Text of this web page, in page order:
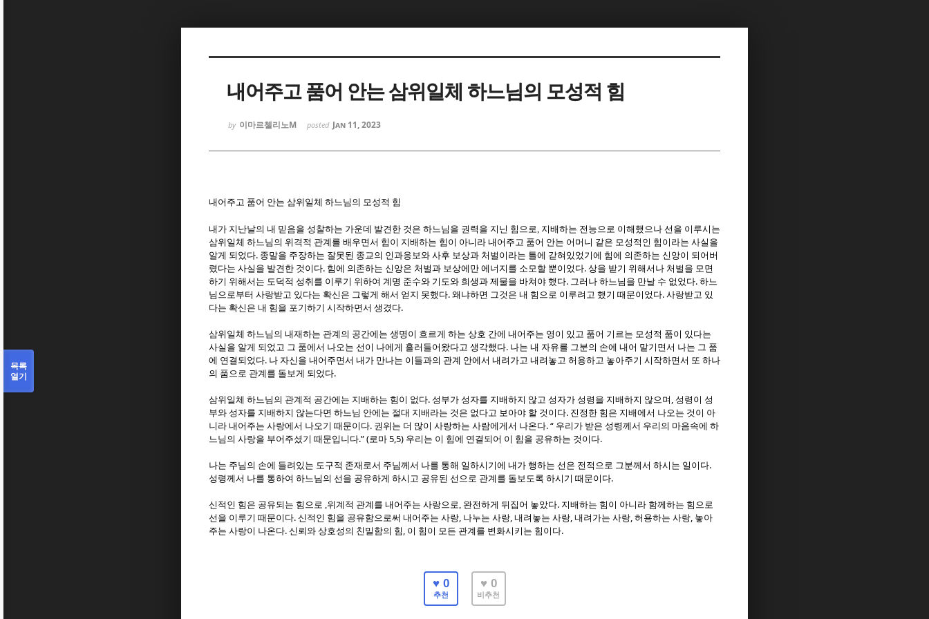
내어주고 품어 안는 삼위일체 하느님의 모성적 힘
by 이마르첼리노M posted Jan 11, 2023
내어주고 품어 안는 삼위일체 하느님의 모성적 힘
내가 지난날의 내 믿음을 성찰하는 가운데 발견한 것은 하느님을 권력을 지닌 힘으로, 지배하는 전능으로 이해했으나 선을 이루시는
삼위일체 하느님의 위격적 관계를 배우면서 힘이 지배하는 힘이 아니라 내어주고 품어 안는 어머니 같은 모성적인 힘이라는 사실을
알게 되었다. 종말을 주장하는 잘못된 종교의 인과응보와 사후 보상과 처벌이라는 틀에 갇혀있었기에 힘에 의존하는 신앙이 되어버
렸다는 사실을 발견한 것이다. 힘에 의존하는 신앙은 처벌과 보상에만 에너지를 소모할 뿐이었다. 상을 받기 위해서나 처벌을 모면
하기 위해서는 도덕적 성취를 이루기 위하여 계명 준수와 기도와 희생과 제물을 바쳐야 했다. 그러나 하느님을 만날 수 없었다. 하느
님으로부터 사랑받고 있다는 확신은 그렇게 해서 얻지 못했다. 왜냐하면 그것은 내 힘으로 이루려고 했기 때문이었다. 사랑받고 있
다는 확신은 내 힘을 포기하기 시작하면서 생겼다.
삼위일체 하느님의 내재하는 관계의 공간에는 생명이 흐르게 하는 상호 간에 내어주는 영이 있고 품어 기르는 모성적 품이 있다는
사실을 알게 되었고 그 품에서 나오는 선이 나에게 흘러들어왔다고 생각했다. 나는 내 자유를 그분의 손에 내어 맡기면서 나는 그 품
에 연결되었다. 나 자신을 내어주면서 내가 만나는 이들과의 관계 안에서 내려가고 내려놓고 허용하고 놓아주기 시작하면서 또 하나
의 품으로 관계를 돌보게 되었다.
삼위일체 하느님의 관계적 공간에는 지배하는 힘이 없다. 성부가 성자를 지배하지 않고 성자가 성령을 지배하지 않으며 , 성령이 성
부와 성자를 지배하지 않는다면 하느님 안에는 절대 지배라는 것은 없다고 보아야 할 것이다. 진정한 힘은 지배에서 나오는 것이 아
니라 내어주는 사랑에서 나오기 때문이다. 권위는 더 많이 사랑하는 사람에게서 나온다. “ 우리가 받은 성령께서 우리의 마음속에 하
느님의 사랑을 부어주셨기 때문입니다.” (로마 5,5) 우리는 이 힘에 연결되어 이 힘을 공유하는 것이다.
나는 주님의 손에 들려있는 도구적 존재로서 주님께서 나를 통해 일하시기에 내가 행하는 선은 전적으로 그분께서 하시는 일이다.
성령께서 나를 통하여 하느님의 선을 공유하게 하시고 공유된 선으로 관계를 돌보도록 하시기 때문이다.
신적인 힘은 공유되는 힘으로 ,위계적 관계를 내어주는 사랑으로, 완전하게 뒤집어 놓았다. 지배하는 힘이 아니라 함께하는 힘으로
선을 이루기 때문이다. 신적인 힘을 공유함으로써 내어주는 사랑, 나누는 사랑, 내려놓는 사랑, 내려가는 사랑, 허용하는 사랑, 놓아
주는 사랑이 나온다. 신뢰와 상호성의 친밀함의 힘 , 이 힘이 모든 관계를 변화시키는 힘이다.
♥ 0
추천
♥ 0
비추천
목록
열기
Sketchbook5, 스케치북5
Sketchbook5, 스케치북5